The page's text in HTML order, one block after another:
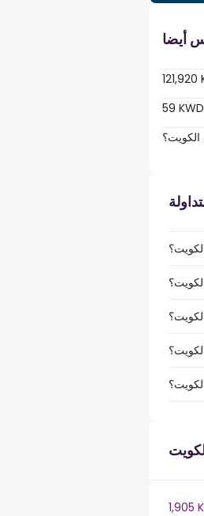
أيضا
1,905